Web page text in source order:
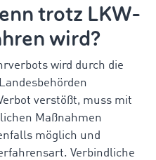
trotz LKW-
wird?
wird durch die
verstößt, muss mit
Maßnahmen
möglich und
Verbindliche